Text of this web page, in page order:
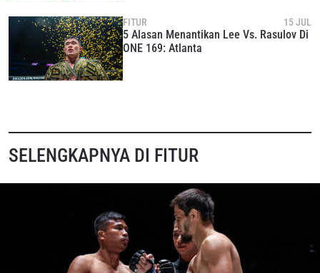
FITUR 15 JUL
5 Alasan Menantikan Lee Vs. Rasulov Di
ONE 169: Atlanta
SELENGKAPNYA DI FITUR